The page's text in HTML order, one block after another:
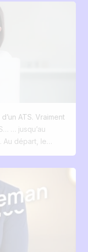
moins de 20
seul maître à bord
Le point de
l'on passe à
ouverts et
sa simplicité,
dès que le
limitée :
mais il
peu lisible. On
Une
Entre les
les
emails,
mondiaux du
pas la
la simplicité,
une
passent-
mois dans la
aux KPI
Peu d'outils pour
sociaux
leur ATS par
de
fonctionnalités.
candidats
recruteurs et
✅
ATS. Vraiment
… jusqu’au
Au départ, le
ce qu’on
réalité s’impose
fonctionne
reste
de
recruter